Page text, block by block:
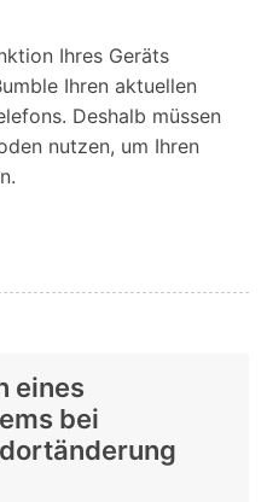
Ihres Geräts
Ihren aktuellen
Deshalb müssen
nutzen, um Ihren
eines
bei